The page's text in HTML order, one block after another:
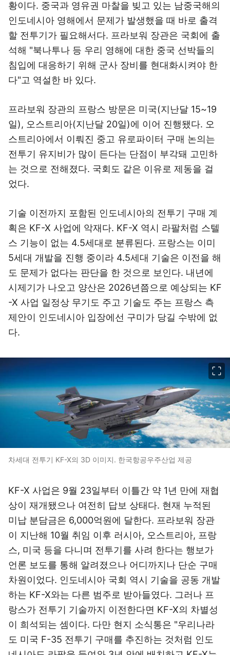
황이다. 중국과 영유권 마찰을 빚고 있는 남중국해의
인도네시아 영해에서 문제가 발생했을 때 바로 출격
할 전투기가 필요해서다. 프라보워 장관은 국회에 출
석해 "북나투나 등 우리 영해에 대한 중국 선박들의
침입에 대응하기 위해 군사 장비를 현대화시켜야 한
다"고 역설한 바 있다.
프라보워 장관의 프랑스 방문은 미국(지난달 15~19
일), 오스트리아(지난달 20일)에 이어 진행됐다. 오
스트리아에서 이뤄진 중고 유로파이터 구매 논의는
전투기 유지비가 많이 든다는 단점이 부각돼 고민하
는 것으로 전해졌다. 국회도 같은 이유로 제동을 걸
었다.
기술 이전까지 포함된 인도네시아의 전투기 구매 계
획은 KF-X 사업에 악재다. KF-X 역시 라팔처럼 스텔
스 기능이 없는 4.5세대로 분류된다. 프랑스는 이미
5세대 개발을 진행 중이라 4.5세대 기술은 이전을 해
도 문제가 없다는 판단을 한 것으로 보인다. 내년에
시제기가 나오고 양산은 2026년쯤으로 예상되는 KF
-X 사업 일정상 무기도 주고 기술도 주는 프랑스 측
제안이 인도네시아 입장에선 구미가 당길 수밖에 없
다.
차세대 전투기 KF-X의 3D 이미지. 한국항공우주산업 제공
KF-X 사업은 9월 23일부터 이틀간 약 1년 만에 재협
상이 재개됐으나 여전히 답보 상태다. 현재 누적된
미납 분담금은 6,000억원에 달한다. 프라보워 장관
이 지난해 10월 취임 이후 러시아, 오스트리아, 프랑
스, 미국 등을 다니며 전투기를 사려 한다는 행보가
언론 보도를 통해 알려졌으나 어디까지나 단순 구매
차원이었다. 인도네시아 국회 역시 기술을 공동 개발
하는 KF-X와는 다른 범주로 받아들였다. 그러나 프
랑스가 전투기 기술까지 이전한다면 KF-X의 차별성
이 희석되는 셈이다. 다만 현지 소식통은 "우리나라
도 미국 F-35 전투기 구매를 추진하는 것처럼 인도